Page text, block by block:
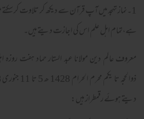
1۔نماز تہجد میں آپ قرآن سے دیکھ کر تلاوت کر
ہے،تمام اہل علم اس کی اجازت دیتے ہیں۔
دیتے ہوئے رقمطراز ہیں: